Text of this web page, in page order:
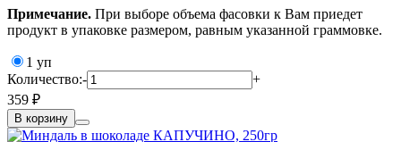
Примечание. При выборе объема фасовки к Вам приедет
продукт в упаковке размером, равным указанной граммовке.
1 уп
Количество:-
+
359 ₽
В корзину